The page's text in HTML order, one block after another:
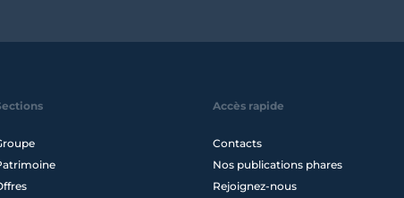
Accès rapide
Contacts
Nos publications phares
Rejoignez-nous